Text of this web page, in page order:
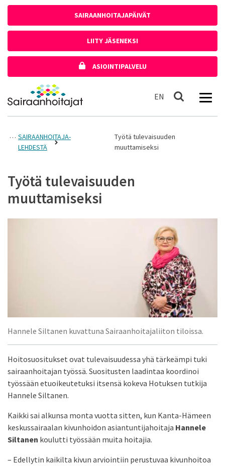
SAIRAANHOITAJAPÄIVÄT
LIITY JÄSENEKSI
ASIOINTIPALVELU
Etusivulle
EN In English
Haku
SAIRAANHOITAJA-
LEHDESTÄ
Työtä tulevaisuuden
muuttamiseksi
Työtä tulevaisuuden
muuttamiseksi
Hannele Siltanen kuvattuna Sairaanhoitajaliiton tiloissa.
Hoitosuositukset ovat tulevaisuudessa yhä tärkeämpi tuki
sairaanhoitajan työssä. Suositusten laadintaa koordinoi
työssään etuoikeutetuksi itsensä kokeva Hotuksen tutkija
Hannele Siltanen.
Kaikki sai alkunsa monta vuotta sitten, kun Kanta-Hämeen
keskussairaalan kivunhoidon asiantuntijahoitaja Hannele
Siltanen koulutti työssään muita hoitajia.
– Edellytin kaikilta kivun arviointiin perustuvaa kivunhoitoa